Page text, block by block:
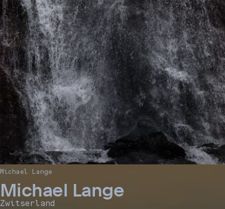
Michael Lange
Zwitserland
Michael Lange